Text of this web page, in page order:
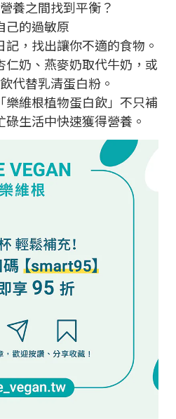
養之間找到平衡？
己的過敏原
，找出讓你不適的食物。
仁奶、燕麥奶取代牛奶，或
代替乳清蛋白粉。
樂維根植物蛋白飲」不只補
生活中快速獲得營養。